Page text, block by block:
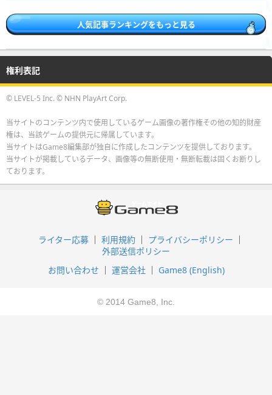
人気記事ランキングをもっと見る
権利表記
© LEVEL-5 Inc. © NHN PlayArt Corp.
当サイトのコンテンツ内で使用しているゲーム画像の著作権その他の知的財産
権は、当該ゲームの提供元に帰属しています。
当サイトはGame8編集部が独自に作成したコンテンツを提供しております。
当サイトが掲載しているデータ、画像等の無断使用・無断転載は固くお断りし
ております。
ライター応募 利用規約
プライバシーポリシー
外部送信ポリシー
お問い合わせ
運営会社 Game8 (English)
© 2014 Game8, Inc.